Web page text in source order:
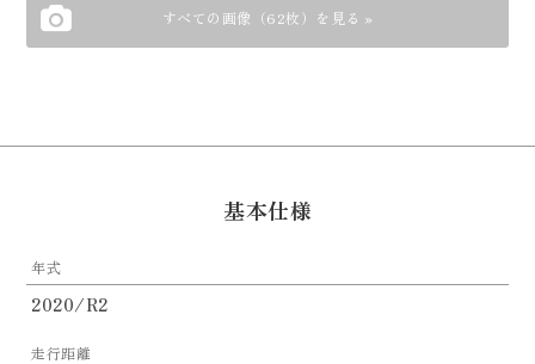
すべての画像（62枚）を見る »
基本仕様
年式
2020/R2
走行距離